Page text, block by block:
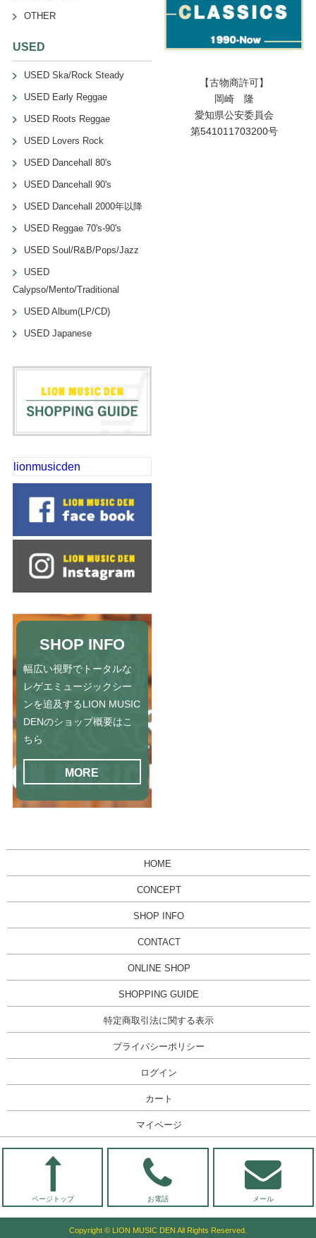
OTHER
USED
USED Ska/Rock Steady
USED Early Reggae
USED Roots Reggae
USED Lovers Rock
USED Dancehall 80's
USED Dancehall 90's
USED Dancehall 2000年以降
USED Reggae 70's-90's
USED Soul/R&B/Pops/Jazz
USED
Calypso/Mento/Traditional
USED Album(LP/CD)
USED Japanese
lionmusicden
SHOP INFO
幅広い視野でトータルな
レゲエミュージックシー
ンを追及するLION MUSIC
DENのショップ概要はこ
ちら
MORE
【古物商許可】
岡崎 隆
愛知県公安委員会
第541011703200号
HOME
CONCEPT
SHOP INFO
CONTACT
ONLINE SHOP
SHOPPING GUIDE
特定商取引法に関する表示
プライバシーポリシー
ログイン
カート
マイページ
ページトップ お電話 メール
Copyright © LION MUSIC DEN All Rights Reserved.